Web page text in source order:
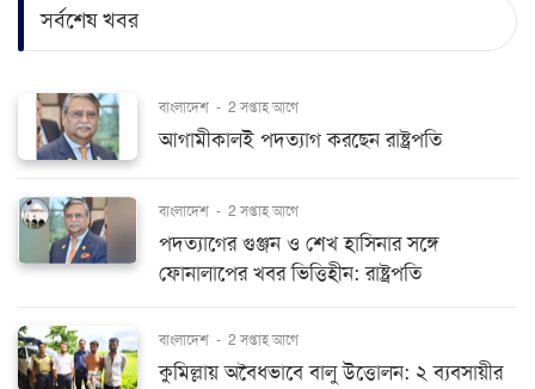
সর্বশেষ খবর
বাংলাদেশ - 2 সপ্তাহ আগে
আগামীকালই পদত্যাগ করছেন রাষ্ট্রপতি
বাংলাদেশ - 2 সপ্তাহ আগে
পদত্যাগের গুঞ্জন ও শেখ হাসিনার সঙ্গে
ফোনালাপের খবর ভিত্তিহীন: রাষ্ট্রপতি
বাংলাদেশ - 2 সপ্তাহ আগে
কুমিল্লায় অবৈধভাবে বালু উত্তোলন: ২ ব্যবসায়ীর